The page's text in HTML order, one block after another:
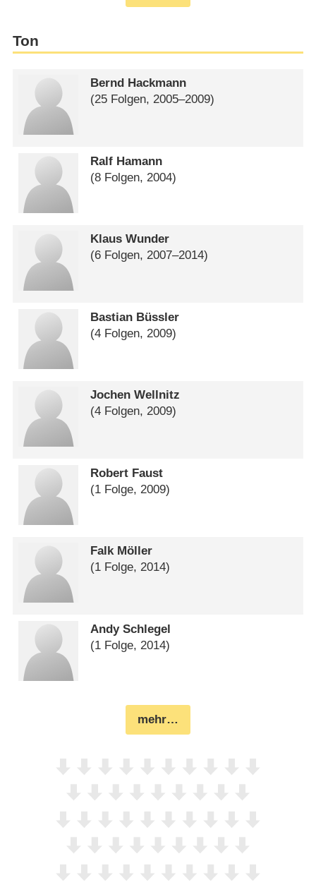
Ton
Bernd Hackmann
(25 Folgen, 2005⁠–⁠2009)
Ralf Hamann
(8 Folgen, 2004)
Klaus Wunder
(6 Folgen, 2007⁠–⁠2014)
Bastian Büssler
(4 Folgen, 2009)
Jochen Wellnitz
(4 Folgen, 2009)
Robert Faust
(1 Folge, 2009)
Falk Möller
(1 Folge, 2014)
Andy Schlegel
(1 Folge, 2014)
mehr…